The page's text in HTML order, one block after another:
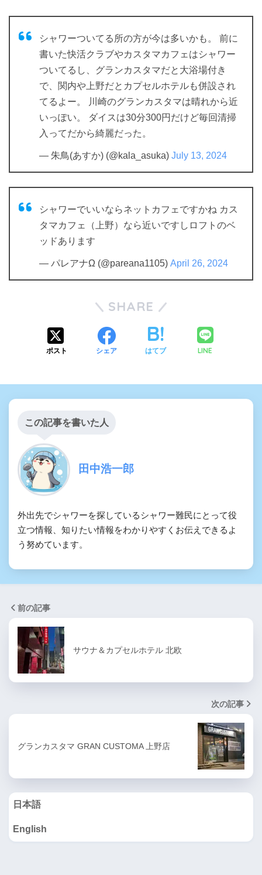
シャワーついてる所の方が今は多いかも。 前に
書いた快活クラブやカスタマカフェはシャワー
ついてるし、グランカスタマだと大浴場付き
で、関内や上野だとカプセルホテルも併設され
てるよー。 川崎のグランカスタマは晴れから近
いっぽい。 ダイスは30分300円だけど毎回清掃
入ってだから綺麗だった。
— 朱鳥(あすか) (@kala_asuka) July 13, 2024
シャワーでいいならネットカフェですかね カス
タマカフェ（上野）なら近いですしロフトのベ
ッドあります
— パレアナΩ (@pareana1105) April 26, 2024
SHARE
ポスト シェア はてブ LINE
この記事を書いた人
田中浩一郎
外出先でシャワーを探しているシャワー難民にとって役
立つ情報、知りたい情報をわかりやすくお伝えできるよ
う努めています。
前の記事
サウナ＆カプセルホテル 北欧
次の記事
グランカスタマ GRAN CUSTOMA 上野店
日本語
English